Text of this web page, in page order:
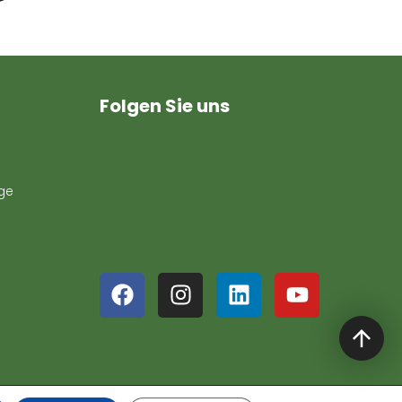
Folgen Sie uns